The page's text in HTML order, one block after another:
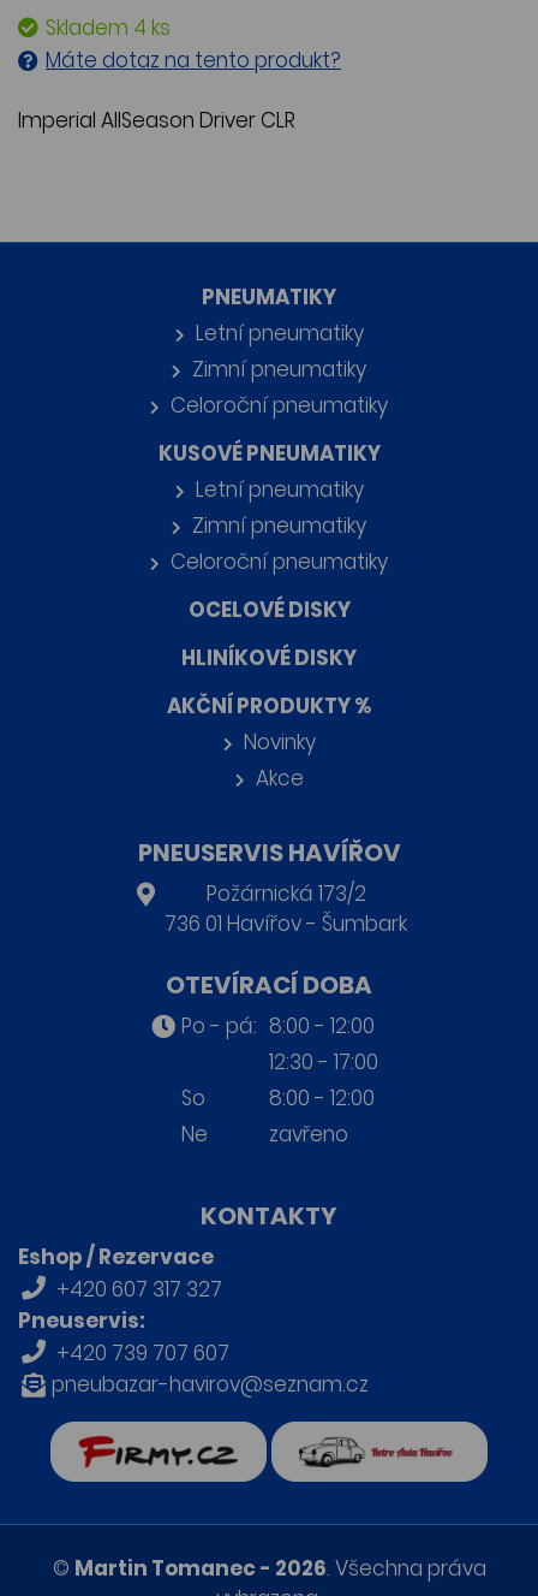
Skladem 4 ks
Máte dotaz na tento produkt?
Imperial AllSeason Driver CLR
PNEUMATIKY
Letní pneumatiky
Zimní pneumatiky
Celoroční pneumatiky
KUSOVÉ PNEUMATIKY
Letní pneumatiky
Zimní pneumatiky
Celoroční pneumatiky
OCELOVÉ DISKY
HLINÍKOVÉ DISKY
AKČNÍ PRODUKTY %
Novinky
Akce
PNEUSERVIS HAVÍŘOV
Požárnická 173/2
736 01 Havířov - Šumbark
OTEVÍRACÍ DOBA
Po - pá: 8:00 - 12:00
12:30 - 17:00
So
8:00 - 12:00
Ne
zavřeno
KONTAKTY
Eshop / Rezervace
+420 607 317 327
Pneuservis:
+420 739 707 607
pneubazar-havirov@seznam.cz
Retro auta Havířov
© Martin Tomanec - 2026. Všechna práva